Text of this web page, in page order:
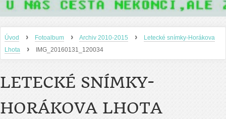
Úvod › Fotoalbum › Archiv 2010-2015 ›
Letecké snímky-Horákova
Lhota
› IMG_20160131_120034
LETECKÉ SNÍMKY-
HORÁKOVA LHOTA